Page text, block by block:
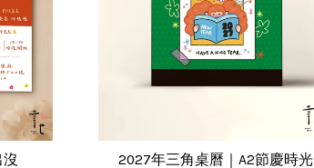
2027年三角桌曆｜A2節慶時光